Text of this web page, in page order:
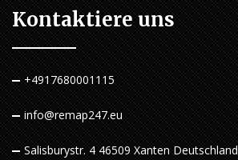
Kontaktiere uns
+4917680001115
info@remap247.eu
Salisburystr. 4 46509 Xanten Deutschland